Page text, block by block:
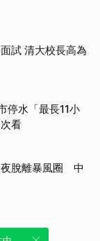
試 清大校長高為
停水「最長11小
看
夜脫離暴風圈 中